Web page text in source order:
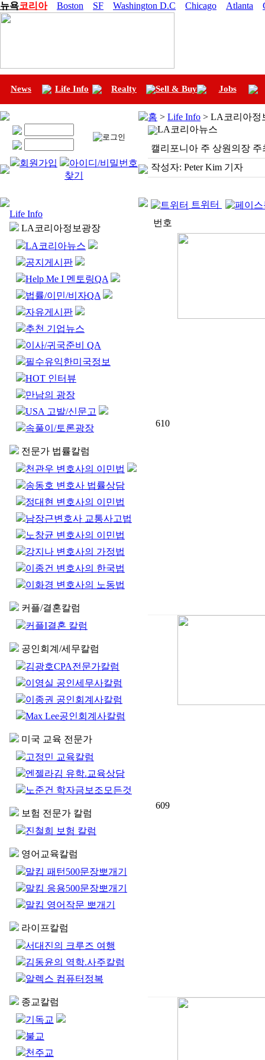
뉴욕코리아 Boston SF Washington D.C Chicago Atlanta
News Life Info Realty Sell & Buy Jobs
회원가입
아이디/비밀번호
찾기
Life Info
LA코리아정보광장
LA코리아뉴스
공지게시판
Help Me I 멘토링QA
법률/이민/비자QA
자유게시판
추천 기업뉴스
이사/귀국준비 QA
필수유익한미국정보
HOT 인터뷰
만남의 광장
USA 고발/신문고
속풀이/토론광장
전문가 법률칼럼
천관우 변호사의 이민법
송동호 변호사 법률상담
정대현 변호사의 이민법
남장근변호사 교통사고법
노창균 변호사의 이민법
강지나 변호사의 가정법
이종건 변호사의 한국법
이화경 변호사의 노동법
커플/결혼칼럼
커플I결혼 칼럼
공인회계/세무칼럼
김광호CPA전문가칼럼
이영실 공인세무사칼럼
이종권 공인회계사칼럼
Max Lee공인회계사칼럼
미국 교육 전문가
고정민 교육칼럼
엔젤라김 유학.교육상담
노준건 학자금보조모든것
보험 전문가 칼럼
진철희 보험 칼럼
영어교육칼럼
말킴 패턴500문장뽀개기
말킴 응용500문장뽀개기
말킴 영어작문 뽀개기
라이프칼럼
서대진의 크루즈 여행
김동윤의 역학.사주칼럼
알렉스 컴퓨터정복
종교칼럼
기독교
불교
천주교
홈 > Life Info > LA코리아정
LA코리아뉴스
캘리포니아 주 상원의장
작성자: Peter Kim 기자
트위터
번호
610
609